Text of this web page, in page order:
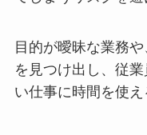
目的が曖昧な業務
を見つけ出し、従
い仕事に時間を使え